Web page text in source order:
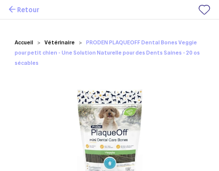
Mes favoris
Accueil Vétérinaire
PRODEN PLAQUEOFF Dental Bones Veggie
pour petit chien - Une Solution Naturelle pour des Dents Saines - 20 os
sécables
Retour